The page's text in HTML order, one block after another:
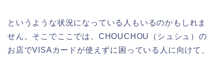
というような状況になっている人もいるのかもしれま
せん。そこでここでは、CHOUCHOU（シュシュ）の
お店でVISAカードが使えずに困っている人に向けて、